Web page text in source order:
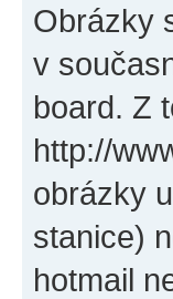
Obrázky
v
board. Z
http://
obrázky
stanice)
hotmail